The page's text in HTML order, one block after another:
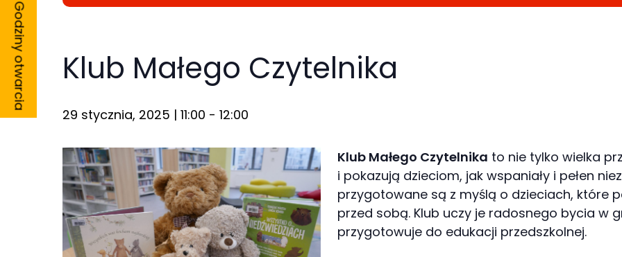
Klub Małego Czytelnika
29 stycznia, 2025 | 11:00 - 12:00
Klub Małego Czytelnika to nie tylko wielka
i pokazują dzieciom, jak wspaniały i pełen
przygotowane są z myślą o dzieciach, które
przed sobą. Klub uczy je radosnego bycia w
przygotowuje do edukacji przedszkolnej.
Godziny otwarcia
Konieczne
Te pliki cookie
opcjonalne. Są
one potrzebne